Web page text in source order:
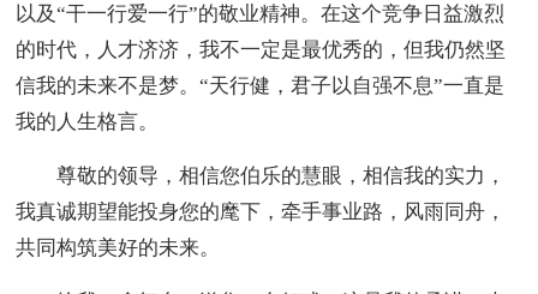
以及“干一行爱一行”的敬业精神。在这个竞争日益激烈
的时代，人才济济，我不一定是最优秀的，但我仍然坚
信我的未来不是梦。“天行健，君子以自强不息”一直是
我的人生格言。
尊敬的领导，相信您伯乐的慧眼，相信我的实力，
我真诚期望能投身您的麾下，牵手事业路，风雨同舟，
共同构筑美好的未来。